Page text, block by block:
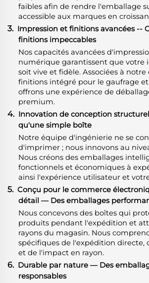
faibles afin de rendre l'emballage
accessible aux marques en
3. Impression et finitions avancées --
finitions impeccables
Nos capacités avancées
numérique garantissent que votre
soit vive et fidèle. Associées à
finitions intégré pour le gaufrage
offrons une expérience de
premium.
4. Innovation de conception
qu'une simple boîte
Notre équipe d'ingénierie ne se
d'imprimer ; nous innovons au
Nous créons des emballages
fonctionnels et économiques à
ainsi l'expérience utilisateur et
5. Conçu pour le commerce
détail — Des emballages
Nous concevons des boîtes qui
produits pendant l'expédition et
rayons du magasin. Nous
spécifiques de l'expédition
et de l'impact en rayon.
6. Durable par nature — Des
responsables